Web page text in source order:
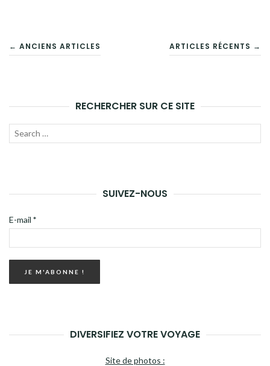
NAVIGATION
ARTICLES
← ANCIENS ARTICLES ARTICLES RÉCENTS →
RECHERCHER SUR CE SITE
Recherche
SUIVEZ-NOUS
E-mail *
DIVERSIFIEZ VOTRE VOYAGE
Site de photos :